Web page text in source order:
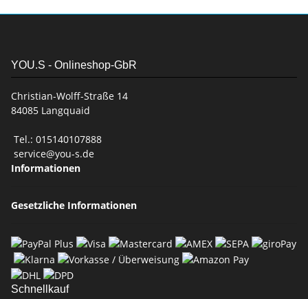
YOU.S - Onlineshop-GbR
Christian-Wolff-Straße 14
84085 Langquaid
Tel.: 015140107888
service@you-s.de
Informationen
Gesetzliche Informationen
Schnellkauf